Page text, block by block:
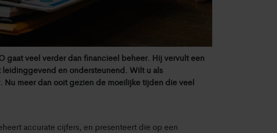
gaat veel verder dan financieel beheer. Hij vervult een
en ondersteunend. Wilt u als
Nu meer dan ooit gezien de moeilijke tijden die veel
accurate cijfers, en presenteert die op een